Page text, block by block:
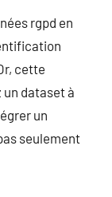
rgpd en
cette
un dataset à
un
seulement